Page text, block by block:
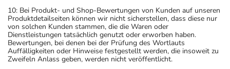
10: Bei Produkt- und Shop-Bewertungen von Kunden auf unseren
Produktdetailseiten können wir nicht sicherstellen, dass diese nur
von solchen Kunden stammen, die die Waren oder
Dienstleistungen tatsächlich genutzt oder erworben haben.
Bewertungen, bei denen bei der Prüfung des Wortlauts
Auffälligkeiten oder Hinweise festgestellt werden, die insoweit zu
Zweifeln Anlass geben, werden nicht veröffentlicht.